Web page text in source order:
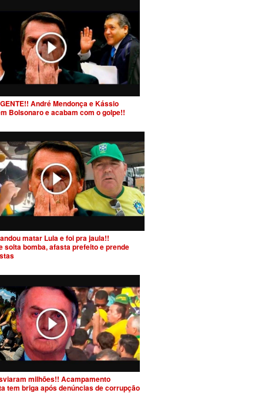
André Mendonça e Kássio
Bolsonaro e acabam com o golpe!!
matar Lula e foi pra jaula!!
solta bomba, afasta prefeito e prende
milhões!! Acampamento
tem briga após denúncias de corrupção